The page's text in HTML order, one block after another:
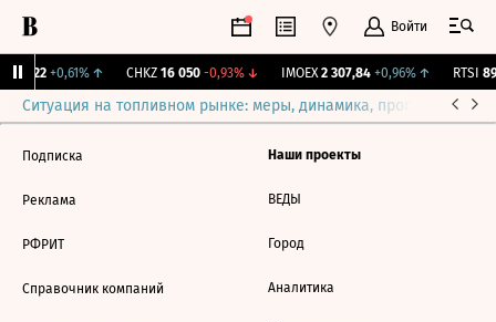
Войти
1 322 +0,61%↑ CHKZ 16 050 -0,93%↓ IMOEX 2 307,84 +0,96%↑ RTSI
Ситуация на топливном рынке: меры, динамика, прогнозы
Подписка
Реклама
РФРИТ
Справочник компаний
Наши проекты
ВЕДЫ
Город
Аналитика